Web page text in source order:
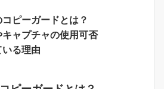
ピーガードとは？
ャプチャの使用可否
る理由